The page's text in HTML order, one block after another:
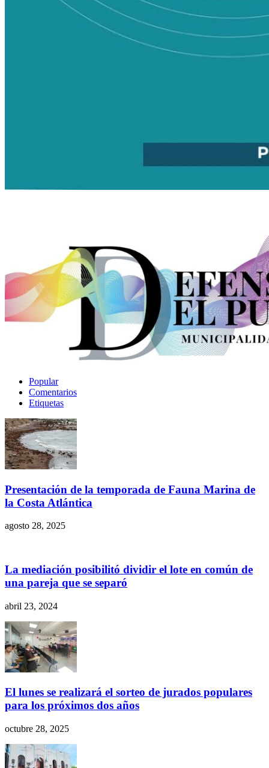
Popular
Comentarios
Etiquetas
Presentación de la temporada de Fauna Marina de
la Costa Atlántica
agosto 28, 2025
La mediación posibilitó dividir el lote en común de
una pareja que se separó
abril 23, 2024
El lunes se realizará el sorteo de jurados populares
para los próximos dos años
octubre 28, 2025